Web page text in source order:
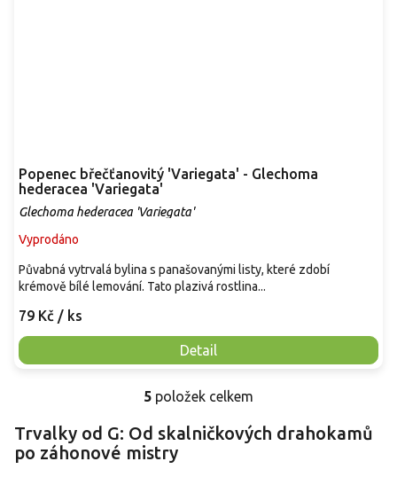
Popenec břečťanovitý 'Variegata' - Glechoma
hederacea 'Variegata'
Glechoma hederacea 'Variegata'
Vyprodáno
79 Kč / ks
Detail
Půvabná vytrvalá bylina s panašovanými listy, které zdobí
krémově bílé lemování. Tato plazivá rostlina...
O
l
5 položek celkem
Trvalky od G: Od skalničkových drahokamů
po záhonové mistry